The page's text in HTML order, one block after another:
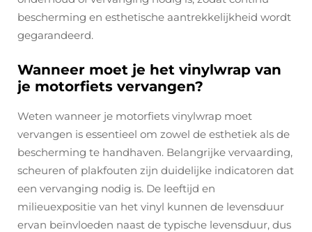
bescherming en esthetische aantrekkelijkheid wordt
gegarandeerd.
Wanneer moet je het vinylwrap van
je motorfiets vervangen?
Weten wanneer je motorfiets vinylwrap moet
vervangen is essentieel om zowel de esthetiek als de
bescherming te handhaven. Belangrijke vervaarding,
scheuren of plakfouten zijn duidelijke indicatoren dat
een vervanging nodig is. De leeftijd en
milieuexpositie van het vinyl kunnen de levensduur
ervan beïnvloeden naast de typische levensduur, dus